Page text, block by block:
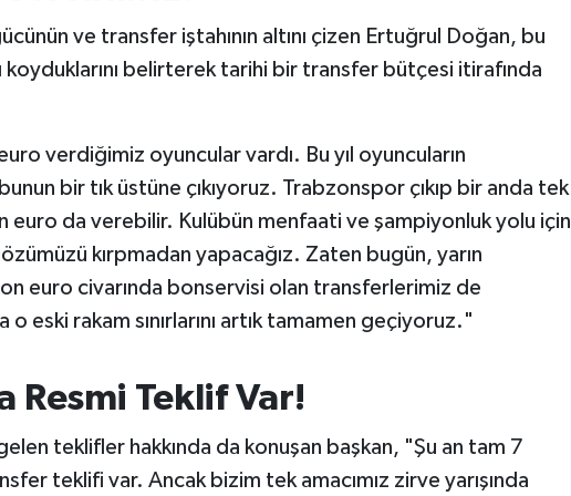
ve transfer iştahının altını çizen Ertuğrul Doğan, bu
koyduklarını belirterek tarihi bir transfer bütçesi itirafında
verdiğimiz oyuncular vardı. Bu yıl oyuncuların
bir tık üstüne çıkıyoruz. Trabzonspor çıkıp bir anda tek
euro da verebilir. Kulübün menfaati ve şampiyonluk yolu için
kırpmadan yapacağız. Zaten bugün, yarın
euro civarında bonservisi olan transferlerimiz de
o eski rakam sınırlarını artık tamamen geçiyoruz."
Resmi Teklif Var!
teklifler hakkında da konuşan başkan, "Şu an tam 7
teklifi var. Ancak bizim tek amacımız zirve yarışında